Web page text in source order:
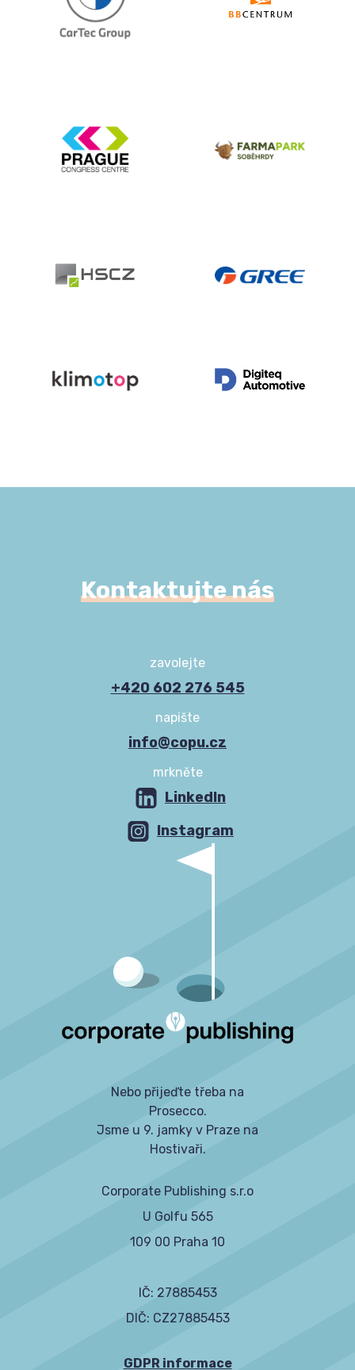
Kontaktujte nás
zavolejte
+420 602 276 545
napište
info@copu.cz
mrkněte
LinkedIn
Instagram
Nebo přijeďte třeba na
Prosecco.
Jsme u 9. jamky v Praze na
Hostivaři.
Corporate Publishing s.r.o
U Golfu 565
109 00 Praha 10
IČ: 27885453
DIČ: CZ27885453
GDPR informace